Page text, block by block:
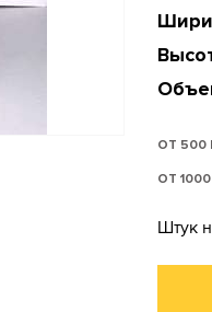
ОТ 500
ОТ
Штук